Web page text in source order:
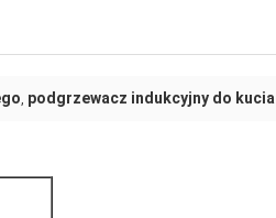
, podgrzewacz indukcyjny do kucia